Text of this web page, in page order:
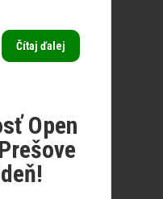
Čítaj ďalej
Open